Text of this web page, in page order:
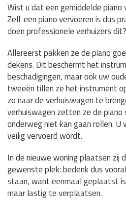
Wist u dat een gemiddelde
Zelf een piano vervoeren is dus
doen professionele verhuizers dit?
Allereerst pakken ze de piano
dekens. Dit beschermt het
beschadigingen, maar ook uw
tweeën tillen ze het instrument
zo naar de verhuiswagen te
verhuiswagen zetten ze de
onderweg niet kan gaan rollen.
veilig vervoerd wordt.
In de nieuwe woning plaatsen zij
gewenste plek: bedenk dus
staan, want eenmaal geplaatst
maar lastig te verplaatsen.